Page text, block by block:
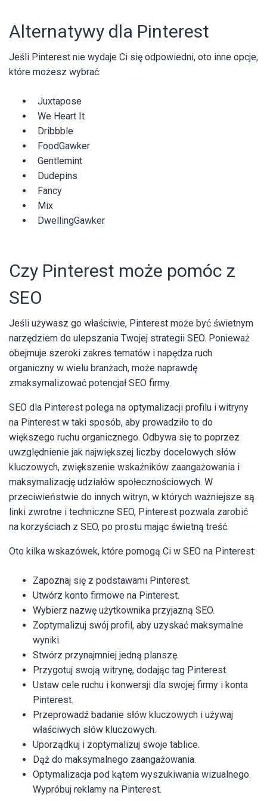
Alternatywy dla Pinterest
Jeśli Pinterest nie wydaje Ci się odpowiedni, oto inne opcje,
które możesz wybrać:
Juxtapose
We Heart It
Dribbble
FoodGawker
Gentlemint
Dudepins
Fancy
Mix
DwellingGawker
Czy Pinterest może pomóc z
SEO
Jeśli używasz go właściwie, Pinterest może być świetnym
narzędziem do ulepszania Twojej strategii SEO. Ponieważ
obejmuje szeroki zakres tematów i napędza ruch
organiczny w wielu branżach, może naprawdę
zmaksymalizować potencjał SEO firmy.
SEO dla Pinterest polega na optymalizacji profilu i witryny
na Pinterest w taki sposób, aby prowadziło to do
większego ruchu organicznego. Odbywa się to poprzez
uwzględnienie jak największej liczby docelowych słów
kluczowych, zwiększenie wskaźników zaangażowania i
maksymalizację udziałów społecznościowych. W
przeciwieństwie do innych witryn, w których ważniejsze są
linki zwrotne i techniczne SEO, Pinterest pozwala zarobić
na korzyściach z SEO, po prostu mając świetną treść.
Oto kilka wskazówek, które pomogą Ci w SEO na Pinterest:
Zapoznaj się z podstawami Pinterest.
Utwórz konto firmowe na Pinterest.
Wybierz nazwę użytkownika przyjazną SEO.
Zoptymalizuj swój profil, aby uzyskać maksymalne
wyniki.
Stwórz przynajmniej jedną planszę.
Przygotuj swoją witrynę, dodając tag Pinterest.
Ustaw cele ruchu i konwersji dla swojej firmy i konta
Pinterest.
Przeprowadź badanie słów kluczowych i używaj
właściwych słów kluczowych.
Uporządkuj i zoptymalizuj swoje tablice.
Dąż do maksymalnego zaangażowania.
Optymalizacja pod kątem wyszukiwania wizualnego.
Wypróbuj reklamy na Pinterest.